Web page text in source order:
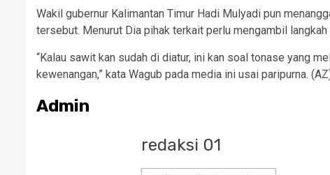
Wakil gubernur Kalimantan Timur Hadi Mulyadi pun
tersebut. Menurut Dia pihak terkait perlu mengambil
“Kalau sawit kan sudah di diatur, ini kan soal tonase yang
kewenangan,” kata Wagub pada media ini usai paripurna.
Admin
redaksi 01